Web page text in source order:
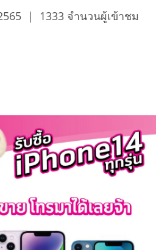
|
1333 จำนวนผู้เข้าชม